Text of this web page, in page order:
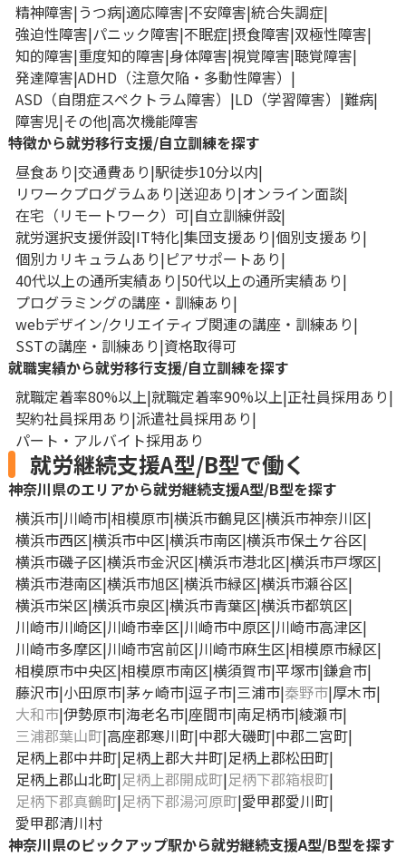
精神障害 うつ病 適応障害 不安障害 統合失調症
強迫性障害 パニック障害 不眠症 摂食障害 双極性障害
知的障害 重度知的障害 身体障害 視覚障害 聴覚障害
発達障害 ADHD（注意欠陥・多動性障害）
ASD（自閉症スペクトラム障害）
LD（学習障害）
難病
障害児 その他 高次機能障害
特徴から就労移行支援/自立訓練を探す
昼食あり 交通費あり 駅徒歩10分以内
リワークプログラムあり 送迎あり オンライン面談
在宅（リモートワーク）可 自立訓練併設
就労選択支援併設 IT特化 集団支援あり 個別支援あり
個別カリキュラムあり ピアサポートあり
40代以上の通所実績あり 50代以上の通所実績あり
プログラミングの講座・訓練あり
webデザイン/クリエイティブ関連の講座・訓練あり
SSTの講座・訓練あり 資格取得可
就職実績から就労移行支援/自立訓練を探す
就職定着率80%以上 就職定着率90%以上 正社員採用あり
契約社員採用あり 派遣社員採用あり
パート・アルバイト採用あり
就労継続支援A型/B型で働く
神奈川県のエリアから就労継続支援A型/B型を探す
横浜市 川崎市 相模原市 横浜市鶴見区 横浜市神奈川区
横浜市西区 横浜市中区 横浜市南区 横浜市保土ケ谷区
横浜市磯子区 横浜市金沢区 横浜市港北区 横浜市戸塚区
横浜市港南区 横浜市旭区 横浜市緑区 横浜市瀬谷区
横浜市栄区 横浜市泉区 横浜市青葉区 横浜市都筑区
川崎市川崎区 川崎市幸区 川崎市中原区 川崎市高津区
川崎市多摩区 川崎市宮前区 川崎市麻生区 相模原市緑区
相模原市中央区 相模原市南区 横須賀市 平塚市 鎌倉市
藤沢市 小田原市 茅ヶ崎市 逗子市 三浦市 秦野市 厚木市
大和市 伊勢原市 海老名市 座間市 南足柄市 綾瀬市
三浦郡葉山町 高座郡寒川町 中郡大磯町 中郡二宮町
足柄上郡中井町 足柄上郡大井町 足柄上郡松田町
足柄上郡山北町 足柄上郡開成町 足柄下郡箱根町
足柄下郡真鶴町 足柄下郡湯河原町 愛甲郡愛川町
愛甲郡清川村
神奈川県のピックアップ駅から就労継続支援A型/B型を探す